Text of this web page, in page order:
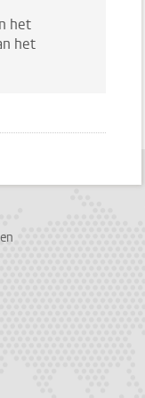
het
het